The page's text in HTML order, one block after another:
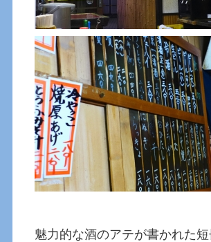
魅力的な酒のアテが書かれた短